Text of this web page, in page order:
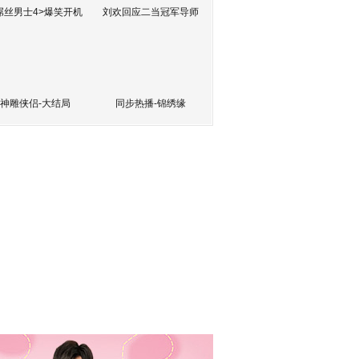
丝男士4>爆笑开机 刘欢回应二当冠军导师
神雕侠侣-大结局 同步热播-锦绣缘